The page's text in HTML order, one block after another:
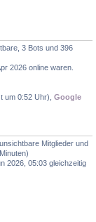
3 Bots und 396
2026 online waren.
um 0:52 Uhr), Google
Mitglieder und
2026, 05:03 gleichzeitig